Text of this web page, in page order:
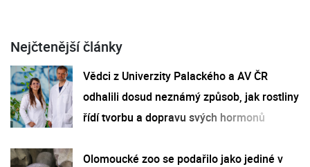
Nejčtenější články
Vědci z Univerzity Palackého a AV ČR
odhalili dosud neznámý způsob, jak rostliny
řídí tvorbu a dopravu svých hormonů
Olomoucké zoo se podařilo jako jediné v